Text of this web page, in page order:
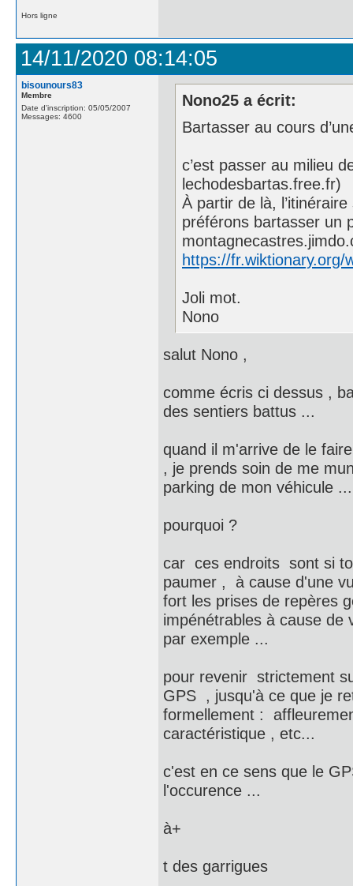
Hors ligne
14/11/2020 08:14:05
bisounours83
Membre
Date d'inscription: 05/05/2007
Messages: 4600
Nono25 a écrit:
Bartasser au cours
c’est passer au milieu
lechodesbartas.free.fr)
À partir de là,
préférons bartasser un
https://fr.wiktionary.org/
Joli mot.
Nono
salut Nono ,
comme écris ci dessus ,
des sentiers battus ...
quand il m'arrive de le
, je prends soin de me
parking de mon véhicule ...
pourquoi ?
car ces endroits sont si
paumer , à cause d'une
fort les prises de repères
impénétrables à cause de
par exemple ...
pour revenir strictement
GPS , jusqu'à ce que je
formellement :
caractéristique , etc...
c'est en ce sens que le
l'occurence ...
à+
t des garrigues